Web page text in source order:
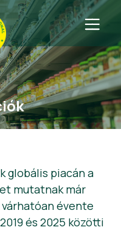
tisztítószerek
globális piacán a
mutatnak már
évente
és 2025 közötti